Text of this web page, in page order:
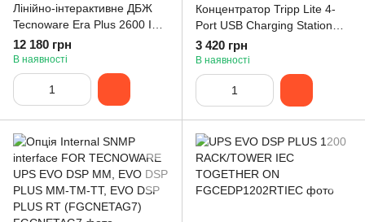
Лінійно-інтерактивне ДБЖ
Tecnoware Era Plus 2600 IEC
(FGCERAPL2602IEC)
12 180 грн
В наявності
Концентратор Tripp Lite 4-
Port USB Charging Station
with OTG Hub (FHUB17692)
3 420 грн
В наявності